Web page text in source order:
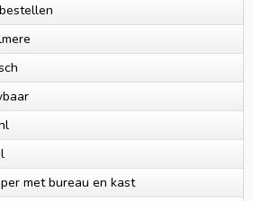
met bureau en kast